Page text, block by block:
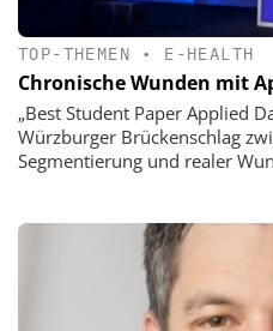
TOP-THEMEN • E-HEALTH
Chronische Wunden mit
„Best Student Paper Applied
Würzburger Brückenschlag
Segmentierung und realer